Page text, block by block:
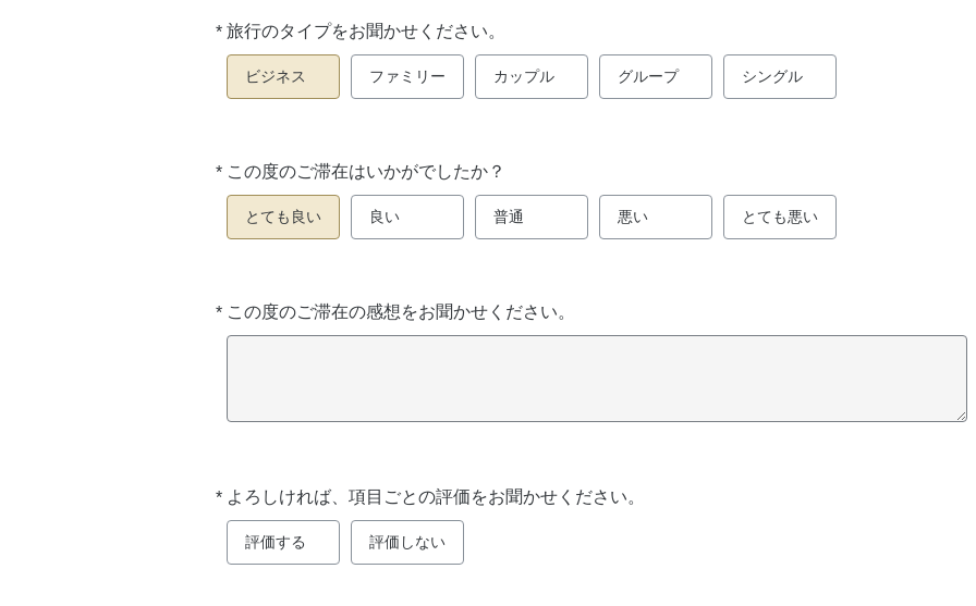
* 旅行のタイプをお聞かせください。
必
須
ビジネス ファミリー カップル グループ シングル
* この度のご滞在はいかがでしたか？
必
須
とても良い 良い 普通 悪い とても悪い
* この度のご滞在の感想をお聞かせください。
必
須
* よろしければ、項目ごとの評価をお聞かせください。
必
須
評価する 評価しない